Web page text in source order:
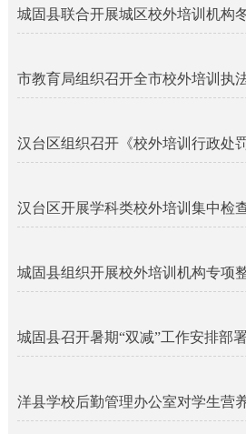
汉台区开展学科类校外培训集中检
城固县组织开展校外培训机构专项
城固县召开暑期“双减”工作安排部